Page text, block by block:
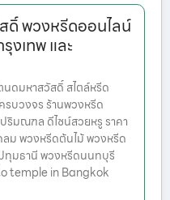
ดิ์ พวงหรีดออนไลน์
งเทพ และ
ดมหาสวัสดิ์ สไตล์หรีด
บวงจร ร้านพวงหรีด
ริมณฑล ดีไซน์สวยหรู ราคา
ม พวงหรีดต้นไม้ พวงหรีด
ทุมธานี พวงหรีดนนทบุรี
temple in Bangkok